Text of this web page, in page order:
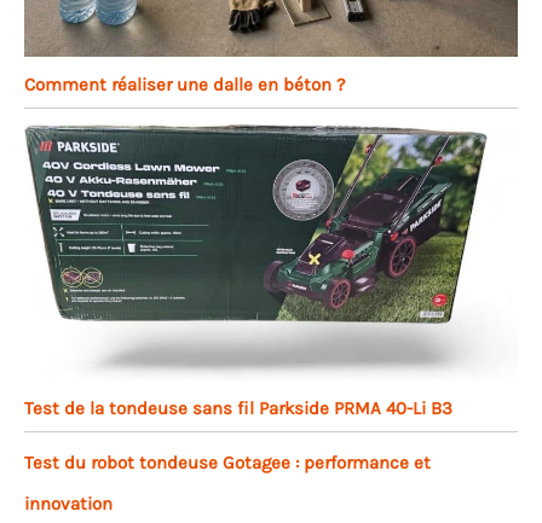
Comment réaliser une dalle en béton ?
Test de la tondeuse sans fil Parkside PRMA 40-Li B3
Test du robot tondeuse Gotagee : performance et
innovation